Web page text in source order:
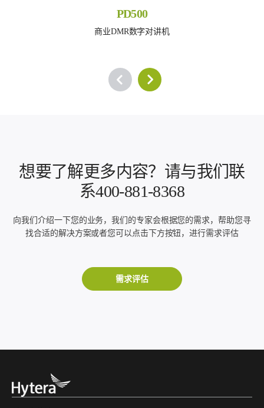
PD500
商业DMR数字对讲机
想要了解更多内容？请与我们联
系400-881-8368
向我们介绍一下您的业务，我们的专家会根据您的需求，帮助您寻
找合适的解决方案或者您可以点击下方按钮，进行需求评估
需求评估